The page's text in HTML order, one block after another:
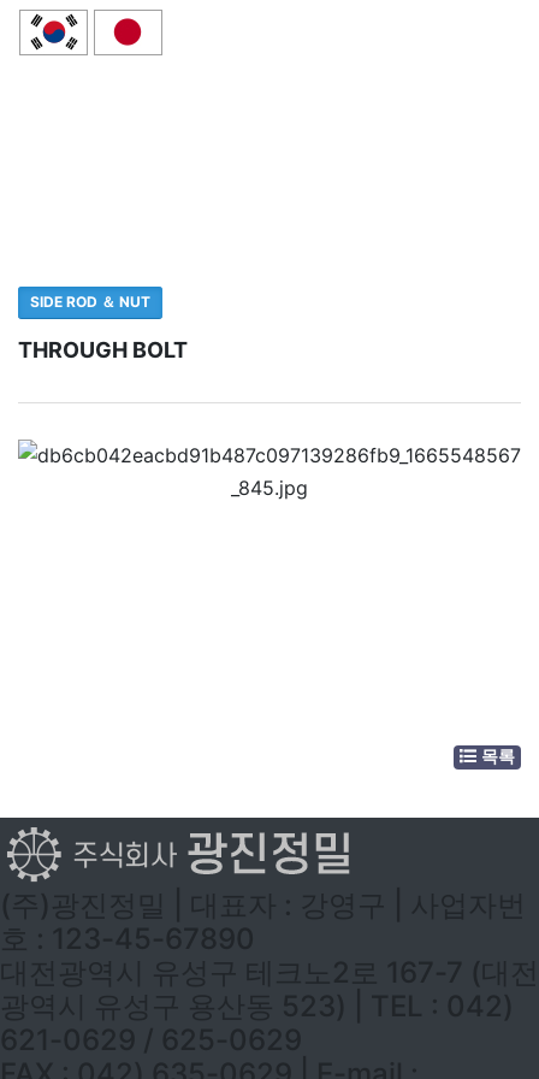
SIDE ROD ＆ NUT
THROUGH BOLT
목록
(주)광진정밀 | 대표자 : 강영구 | 사업자번
호 : 123-45-67890
대전광역시 유성구 테크노2로 167-7 (대전
광역시 유성구 용산동 523) | TEL : 042)
621-0629 / 625-0629